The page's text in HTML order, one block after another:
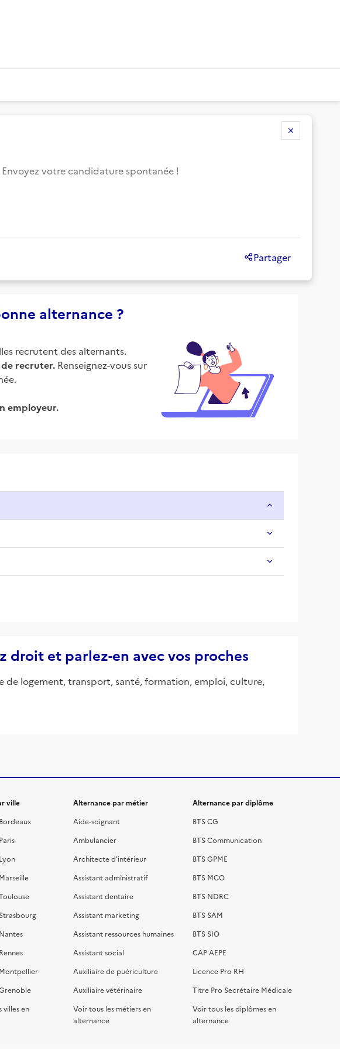
votre candidature spontanée !
Partager
alternance ?
recrutent des alternants.
de recruter. Renseignez-vous sur
employeur.
droit et parlez-en avec vos proches
de logement, transport, santé, formation, emploi, culture,
ville
villes en
Alternance par métier
Aide-soignant
Ambulancier
Architecte d'intérieur
Assistant administratif
Assistant dentaire
Assistant marketing
Assistant ressources humaines
Assistant social
Auxiliaire de puériculture
Auxiliaire vétérinaire
Voir tous les métiers en
alternance
Alternance par diplôme
BTS CG
BTS Communication
BTS GPME
BTS MCO
BTS NDRC
BTS SAM
BTS SIO
CAP AEPE
Licence Pro RH
Titre Pro Secrétaire Médicale
Voir tous les diplômes en
alternance